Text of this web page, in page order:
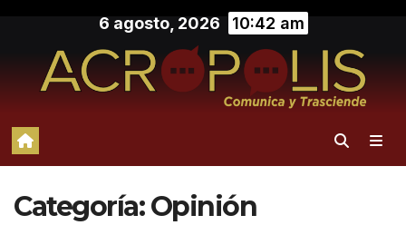
contenido
6 agosto, 2026 10:42 am
Categoría:Opinión